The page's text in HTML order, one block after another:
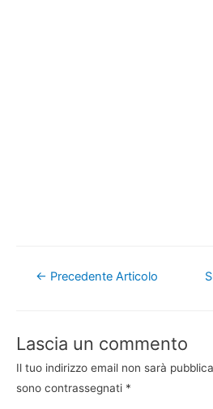
Navigazione
← Precedente Articolo
Lascia un commento
Il tuo indirizzo email non sarà
sono contrassegnati *